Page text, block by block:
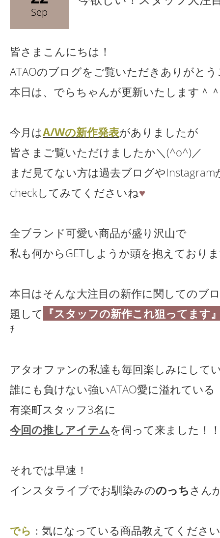
Sep
皆さまこんにちは！
ATAOのブログをご覧いただきありがと
本日は、でらちゃんが更新いたします＾
今月はA/Wの新作発表がありましたが
皆さまご覧いただけましたか＼(^o^)／
まだ見てない方は過去ブログやInstagram
checkしてみてくださいね♥
全ブランド可愛い商品が盛り沢山で
私も何からGETしようか頭を抱えており
本日はそんな大注目の新作に関してのブ
題して 『スタッフの新作これ狙ってます
ﾁ
アタオファンの私達も毎回楽しみにして
誰にも負けない強いATAO愛に溢れている
有楽町スタッフ3名に
今回の推しアイテムを伺って来ました！
それでは早速！
インスタライブでお馴染みののっち さん
でら ： 気になっている商品教えてくださ